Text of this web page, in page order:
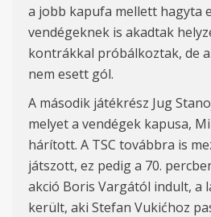
a jobb kapufa mellett hagyta
vendégeknek is akadtak
kontrákkal próbálkoztak, de
nem esett gól.
A második játékrész Jug
melyet a vendégek kapusa,
hárított. A TSC továbbra is
játszott, ez pedig a 70.
akció Boris Vargától indult, a
került, aki Stefan Vukićhoz